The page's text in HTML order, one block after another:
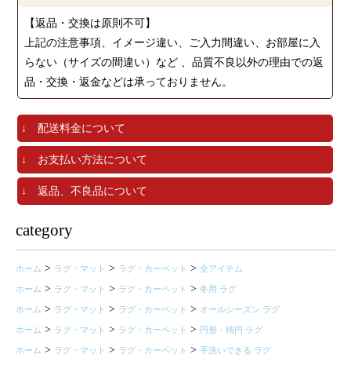
【返品・交換は原則不可】
上記の注意事項、イメージ違い、ご入力間違い、お部屋に入
らない（サイズの間違い）など 、品質不良以外の理由での返
品・交換・返金などは承っておりません。
↓ 配送料金について
↓ お支払い方法について
↓ 返品、不良品について
category
ホーム > ラグ・マット > ラグ・カーペット > 全アイテム
ホーム > ラグ・マット > ラグ・カーペット > 冬用 ラグ
ホーム > ラグ・マット > ラグ・カーペット > オールシーズン ラグ
ホーム > ラグ・マット > ラグ・カーペット > 円形・楕円 ラグ
ホーム > ラグ・マット > ラグ・カーペット > 手洗いできる ラグ